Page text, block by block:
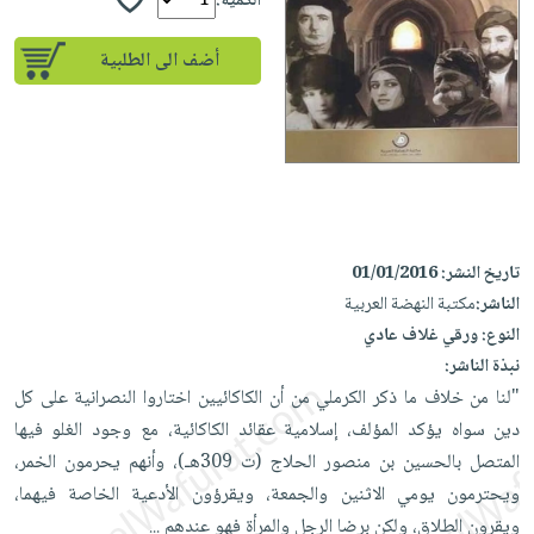
إختياراتنا
كتب
أكاديمية
صندوق
القراءة
iKitab
بلا
حدود
أسئلة
يتكرر
iKitab
على
Android
تحميل
iKitab
على
Apple
أسئلة
يتكرر
طرحها
تحميل
masmu3
على
Apple
المواضيع
الأكثر
مبيعاً
تعليمية
جوائز
تعليمية
الصحة
والعناية
الشخصية
أجهزة
العناية
الشخصية
العناية
وتصفيف
الشعر
العناية
بالجسم
المطبخ
والسفرة
جديد
الكل
أواني
الطهي
أدوات
متجر
الهدايا
أقسام
أضف الى الطلبية
تاريخ النشر:01/01/2016
الناشر:مكتبة النهضة العربية
النوع:ورقي غلاف عادي
نبذة الناشر:
"لنا من خلاف ما ذكر الكرملي من أن الكاكائيين اختاروا النصرانية على كل
دين سواه يؤكد المؤلف، إسلامية عقائد الكاكائية، مع وجود الغلو فيها
المتصل بالحسين بن منصور الحلاج (ت 309هـ)، وأنهم يحرمون الخمر،
ويحترمون يومي الاثنين والجمعة، ويقرؤون الأدعية الخاصة فيهما،
ويقرون الطلاق، ولكن برضا الرجل والمرأة فهو عندهم...